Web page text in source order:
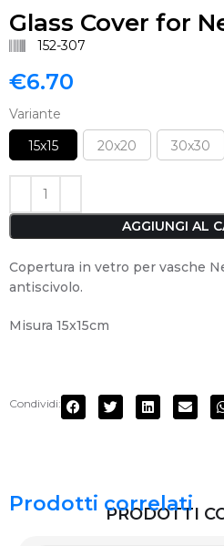
Glass Cover for
152-307
€6.70
Variante
15x15
20x20 30x30
AGGIUNGI AL
Copertura in vetro per vasche
antiscivolo.
Misura 15x15cm
Condividi:
PRODOTTI
Prodotti correlati